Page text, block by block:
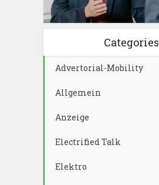
Categories
Advertorial-Mobility
Allgemein
Anzeige
Electrified Talk
Elektro